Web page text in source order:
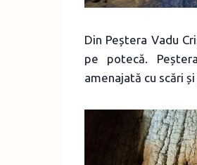
Din Peștera Vadu
pe potecă.
amenajată cu scări